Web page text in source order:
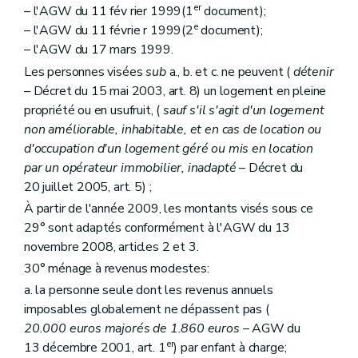
Art. 1751
Sous-section 2 Des missions de service public, des tâches de service public et des moyens d'actions de la Société
Art. 1752
Sous-section 3
Art. 1753
Sous-section 4 Des organes de la Société
Section
A. De l'assemblée générale
Art. 1754
Section B. Du conseil d'administration
Art. 1755
Art. 1756
Art. 1757
Art. 1758
Section C. De la direction
Art. 1759
Section
D. Du comité d'orientation
Art. 17510
Section E. Du comité de crédits
Art. 17511
Section F. Du comité de gestion financière
Art. 17512
Sous-section 5 Du personnel de la Société
Art. 17513
– l'AGW du 11 fév rier 1999(1erdocument);
– l'AGW du 11 févrie r 1999(2edocument);
– l'AGW du 17 mars 1999.
Les personnes viséessuba., b. et c. ne peuvent (détenir
– Décret du 15 mai 2003, art. 8) un logement en pleine
propriété ou en usufruit, (sauf s'il s'agit d'un logement
non améliorable, inhabitable, et en cas de location ou
d'occupation d'un logement géré ou mis en location
par un opérateur immobilier, inadapté– Décret du
20 juillet 2005, art. 5) ;
À partir de l'année 2009, les montants visés sous ce
29° sont adaptés conformément à l'AGW du 13
novembre 2008, articles 2 et 3.
30° ménage à revenus modestes:
a. la personne seule dont les revenus annuels
imposables globalement ne dépassent pas (
20.000 euros majorés de 1.860 euros – AGW du
13 décembre 2001, art. 1er) par enfant à charge;